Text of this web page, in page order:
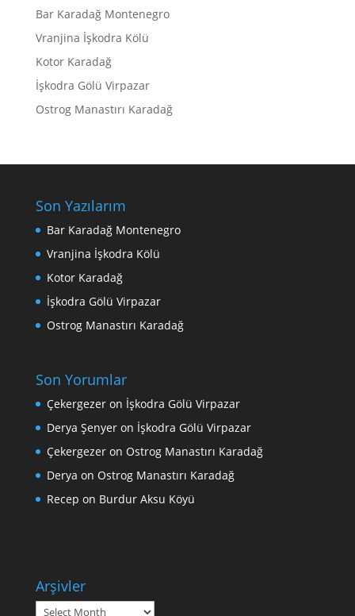
Bar Karadağ Montenegro
Vranjina İşkodra Kölü
Kotor Karadağ
İşkodra Gölü Virpazar
Ostrog Manastırı Karadağ
Son Yazılarım
Bar Karadağ Montenegro
Vranjina İşkodra Kölü
Kotor Karadağ
İşkodra Gölü Virpazar
Ostrog Manastırı Karadağ
Son Yorumlar
Çekergezeron İşkodra Gölü Virpazar
Derya Şenyeron İşkodra Gölü Virpazar
Çekergezeron Ostrog Manastırı Karadağ
Derya on Ostrog Manastırı Karadağ
Recep on Burdur Aksu Köyü
Arşivler
Arşivler